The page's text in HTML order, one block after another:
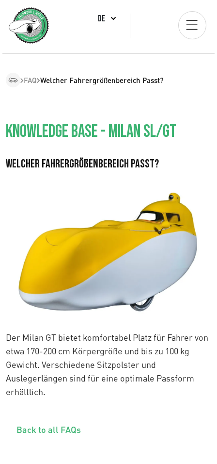
DE
FAQ Welcher Fahrergrößenbereich Passt?
Knowledge Base - Milan SL/GT
Welcher Fahrergrößenbereich passt?
Der Milan GT bietet komfortabel Platz für Fahrer von
etwa 170-200 cm Körpergröße und bis zu 100 kg
Gewicht. Verschiedene Sitzpolster und
Auslegerlängen sind für eine optimale Passform
erhältlich.
Back to all FAQs